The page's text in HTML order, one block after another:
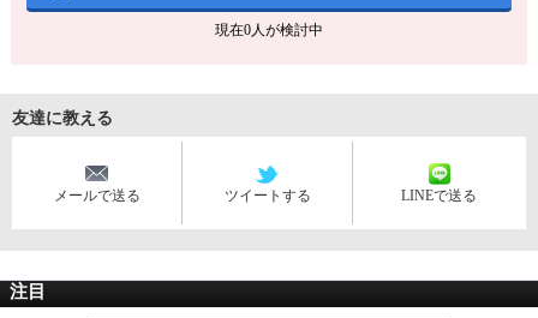
現在0人が検討中
友達に教える
メールで送る ツイートする LINEで送る
注目